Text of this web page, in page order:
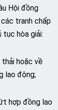
Hội đồng
tranh chấp
tục hòa giải:
hoặc về
lao động;
hợp đồng lao